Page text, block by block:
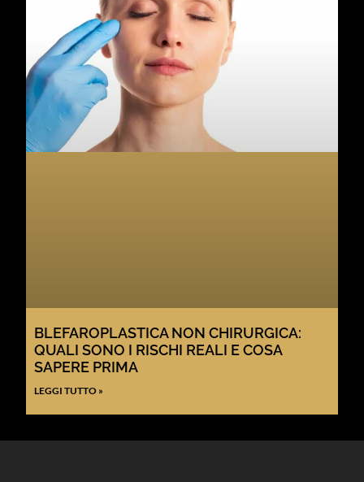
BLEFAROPLASTICA NON CHIRURGICA:
QUALI SONO I RISCHI REALI E COSA
SAPERE PRIMA
LEGGI TUTTO »